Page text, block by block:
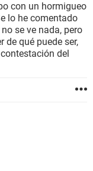
con un hormigueo
lo he comentado
se ve nada, pero
de qué puede ser,
del